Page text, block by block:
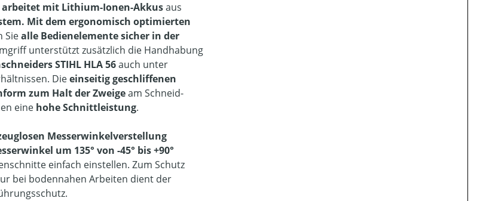
arbeitet mit Lithium-Ionen-Akkusaus
Mit dem ergonomisch optimierten
Siealle Bedienelemente sicher in der
unterstützt zusätzlich die Handhabung
STIHL HLA 56auch unter
Dieeinseitig geschliffenen
zum Halt der Zweigeam Schneid-
eine hohe Schnittleistung.
Messerwinkelverstellung
um 135° von -45° bis +90°
einfach einstellen. Zum Schutz
bei bodennahen Arbeiten dient der